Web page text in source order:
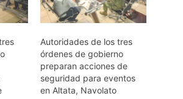
Autoridades de los tres
órdenes de gobierno
preparan acciones de
seguridad para eventos
en Altata, Navolato